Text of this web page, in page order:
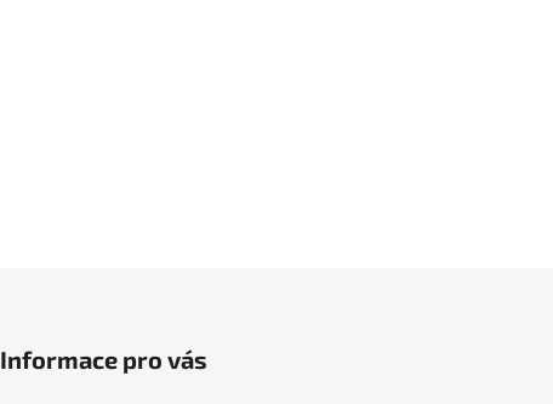
Informace pro vás